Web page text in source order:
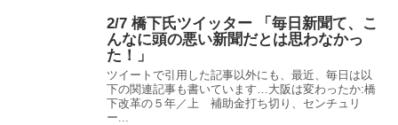
2/7 橋下氏ツイッター 「毎日新聞て、こ
んなに頭の悪い新聞だとは思わなかっ
た！」
ツイートで引用した記事以外にも、最近、毎日は以
下の関連記事も書いています…大阪は変わったか:橋
下改革の５年／上 補助金打ち切り、センチュリ
ー...